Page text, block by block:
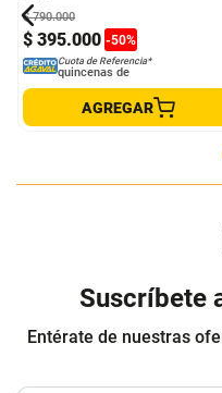
Otros clientes compraron
$ 395.000 -50 %